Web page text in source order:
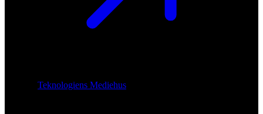
Teknologiens Mediehus